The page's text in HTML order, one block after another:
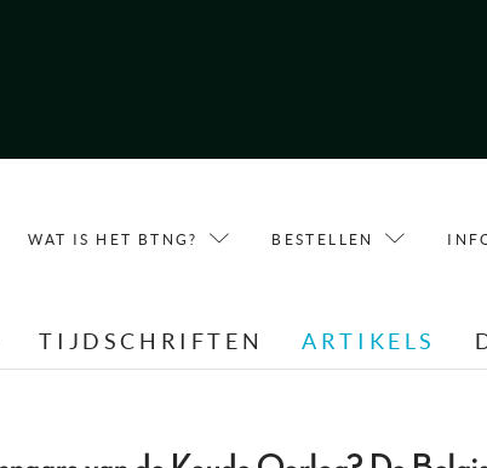
WAT IS HET BTNG? BESTELLEN
TIJDSCHRIFTEN ARTIKELS